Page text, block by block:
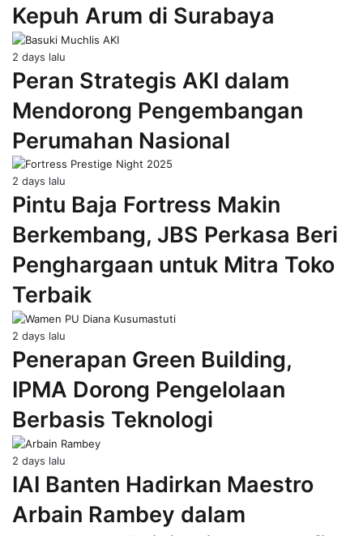
Kepuh Arum di Surabaya
2 days lalu
Peran Strategis AKI dalam
Mendorong Pengembangan
Perumahan Nasional
2 days lalu
Pintu Baja Fortress Makin
Berkembang, JBS Perkasa Beri
Penghargaan untuk Mitra Toko
Terbaik
2 days lalu
Penerapan Green Building,
IPMA Dorong Pengelolaan
Berbasis Teknologi
2 days lalu
IAI Banten Hadirkan Maestro
Arbain Rambey dalam